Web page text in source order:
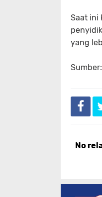
Saat ini
yang
No